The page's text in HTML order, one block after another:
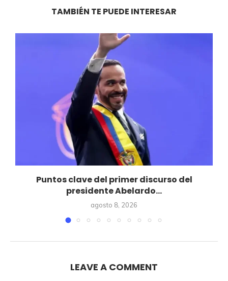
TAMBIÉN TE PUEDE INTERESAR
Puntos clave del primer discurso del
presidente Abelardo...
agosto 8, 2026
LEAVE A COMMENT